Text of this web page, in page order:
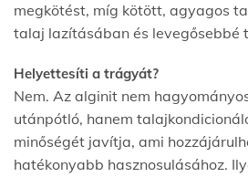
megkötést, míg kötött, agyagos
talaj lazításában és levegősebbé
Helyettesíti a trágyát?
Nem. Az alginit nem
utánpótló, hanem
minőségét javítja, ami
hatékonyabb hasznosulásához.